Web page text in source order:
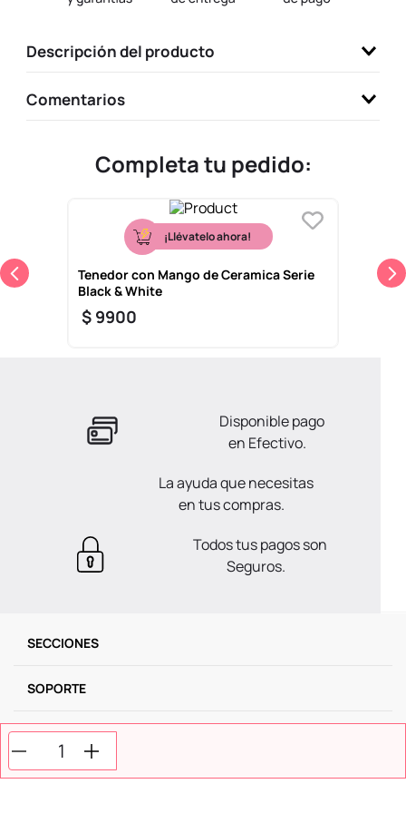
Descripción del producto
Comentarios
Completa tu pedido:
¡Llévatelo ahora!
Tenedor con Mango de Ceramica Serie
Black & White
$ 9900
Disponible pago
en Efectivo.
La ayuda que necesitas
en tus compras.
Todos tus pagos son
Seguros.
SECCIONES
SOPORTE
SERVICIOS
NOSOTROS
10. league of legends